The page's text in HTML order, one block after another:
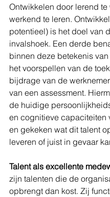
Ontwikkelen door lerend te
werkend te leren.
potentieel) is het doel van
invalshoek. Een derde
binnen deze betekenis van
het voorspellen van de
bijdrage van de
van een assessment.
de huidige
en cognitieve capaciteiten
en gekeken wat dit talent
leveren of juist in gevaar
Talent als excellente
zijn talenten die de
opbrengt dan kost. Zij